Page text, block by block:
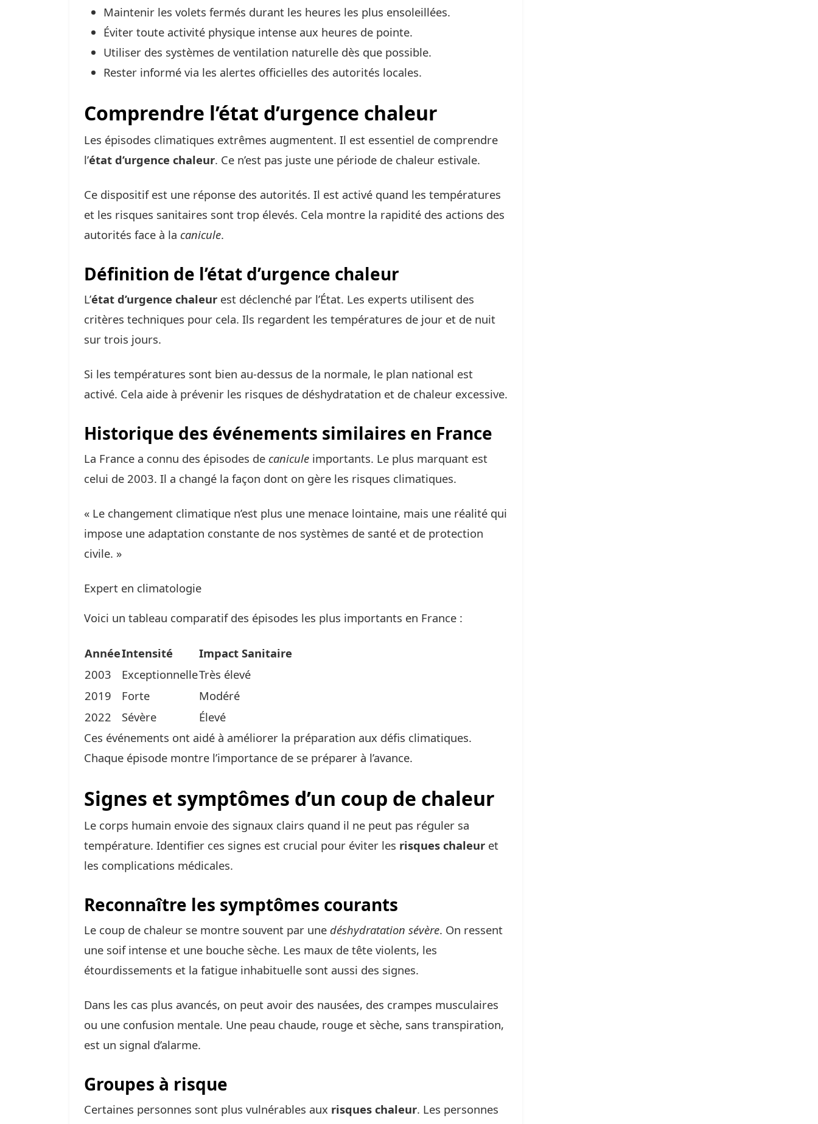
Maintenir les volets fermés durant les heures les plus ensoleillées.
Éviter toute activité physique intense aux heures de pointe.
Utiliser des systèmes de ventilation naturelle dès que possible.
Rester informé via les alertes officielles des autorités locales.
Comprendre l’état d’urgence chaleur
Les épisodes climatiques extrêmes augmentent. Il est essentiel de comprendre
l’état d’urgence chaleur. Ce n’est pas juste une période de chaleur estivale.
Ce dispositif est une réponse des autorités. Il est activé quand les températures
et les risques sanitaires sont trop élevés. Cela montre la rapidité des actions des
autorités face à la canicule.
Définition de l’état d’urgence chaleur
L’état d’urgence chaleur est déclenché par l’État. Les experts utilisent des
critères techniques pour cela. Ils regardent les températures de jour et de nuit
sur trois jours.
Si les températures sont bien au-dessus de la normale, le plan national est
activé. Cela aide à prévenir les risques de déshydratation et de chaleur excessive.
Historique des événements similaires en France
La France a connu des épisodes de canicule importants. Le plus marquant est
celui de 2003. Il a changé la façon dont on gère les risques climatiques.
« Le changement climatique n’est plus une menace lointaine, mais une réalité qui
impose une adaptation constante de nos systèmes de santé et de protection
civile. »
Expert en climatologie
Voici un tableau comparatif des épisodes les plus importants en France :
AnnéeIntensité
Impact Sanitaire
2003
ExceptionnelleTrès élevé
2019
Forte
Modéré
2022
Sévère
Élevé
Ces événements ont aidé à améliorer la préparation aux défis climatiques.
Chaque épisode montre l’importance de se préparer à l’avance.
Signes et symptômes d’un coup de chaleur
Le corps humain envoie des signaux clairs quand il ne peut pas réguler sa
température. Identifier ces signes est crucial pour éviter les risques chaleur et
les complications médicales.
Reconnaître les symptômes courants
Le coup de chaleur se montre souvent par une déshydratation sévère. On ressent
une soif intense et une bouche sèche. Les maux de tête violents, les
étourdissements et la fatigue inhabituelle sont aussi des signes.
Dans les cas plus avancés, on peut avoir des nausées, des crampes musculaires
ou une confusion mentale. Une peau chaude, rouge et sèche, sans transpiration,
est un signal d’alarme.
Groupes à risque
Certaines personnes sont plus vulnérables aux risques chaleur. Les personnes